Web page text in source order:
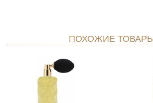
ПОХОЖИЕ